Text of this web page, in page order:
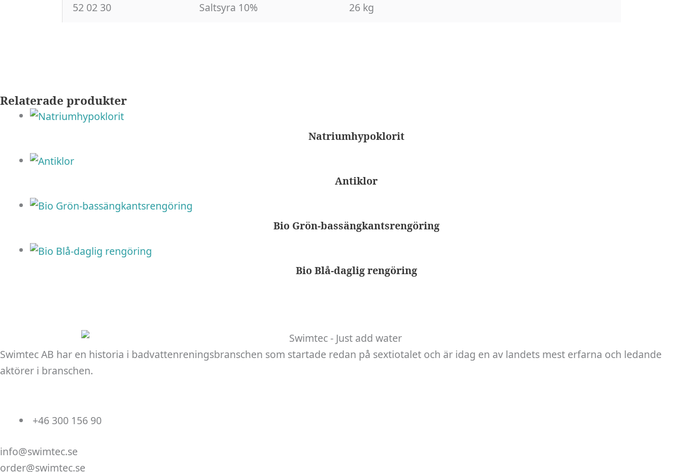
52 02 30 Saltsyra 10% 26 kg
Relaterade produkter
Natriumhypoklorit
Antiklor
Bio Grön-bassängkantsrengöring
Bio Blå-daglig rengöring
Swimtec AB har en historia i badvattenreningsbranschen som startade redan på sextiotalet och är idag en av landets mest erfarna och ledande
aktörer i branschen.
+46 300 156 90
info@swimtec.se
order@swimtec.se